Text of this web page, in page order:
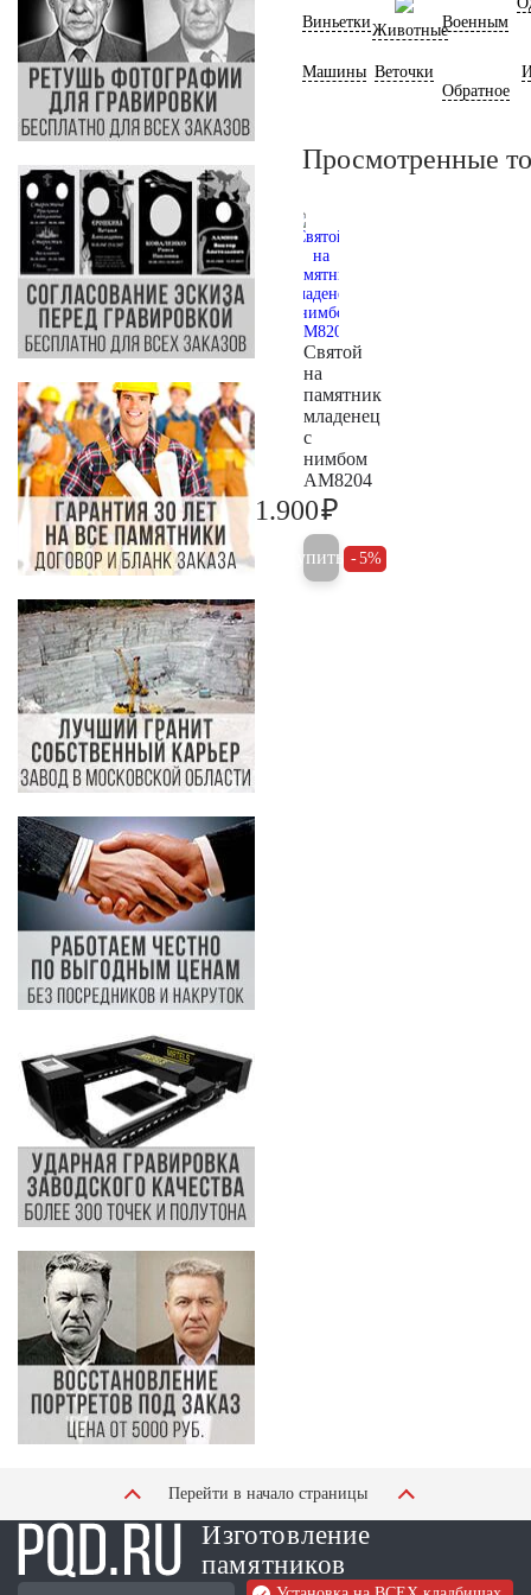
ВиньеткиЖивотныеВоенным
Машины Веточки
Обратное
Просмотренные
Святой
на
памятник
младенец
с
нимбом
AM8204
1.900₽
Купить 5%
Перейти в начало страницы
Изготовление
памятников